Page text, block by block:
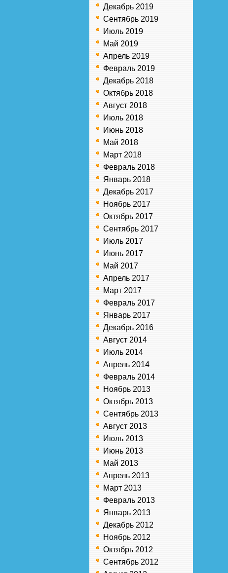
Декабрь 2019
Сентябрь 2019
Июль 2019
Май 2019
Апрель 2019
Февраль 2019
Декабрь 2018
Октябрь 2018
Август 2018
Июль 2018
Июнь 2018
Май 2018
Март 2018
Февраль 2018
Январь 2018
Декабрь 2017
Ноябрь 2017
Октябрь 2017
Сентябрь 2017
Июль 2017
Июнь 2017
Май 2017
Апрель 2017
Март 2017
Февраль 2017
Январь 2017
Декабрь 2016
Август 2014
Июль 2014
Апрель 2014
Февраль 2014
Ноябрь 2013
Октябрь 2013
Сентябрь 2013
Август 2013
Июль 2013
Июнь 2013
Май 2013
Апрель 2013
Март 2013
Февраль 2013
Январь 2013
Декабрь 2012
Ноябрь 2012
Октябрь 2012
Сентябрь 2012